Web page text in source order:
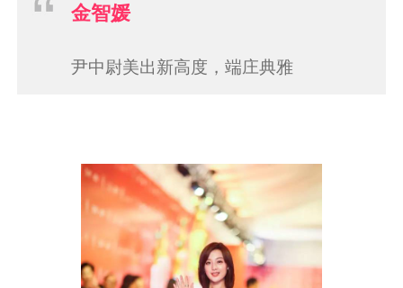
金智媛
尹中尉美出新高度，端庄典雅